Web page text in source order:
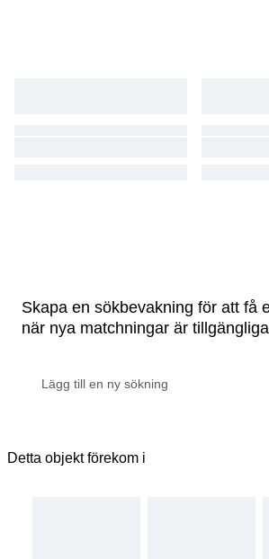
Skapa en sökbevakning för att få
när nya matchningar är
Detta objekt förekom i